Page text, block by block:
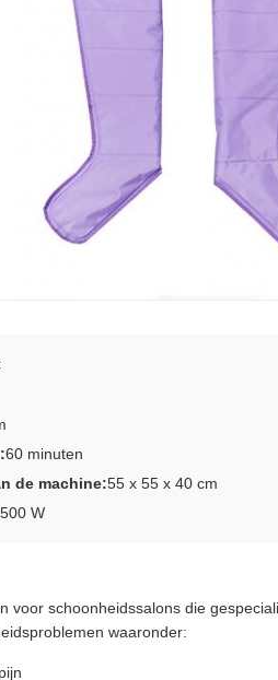
60 minuten
de machine:55 x 55 x 40 cm
W
voor schoonheidssalons die
waaronder: